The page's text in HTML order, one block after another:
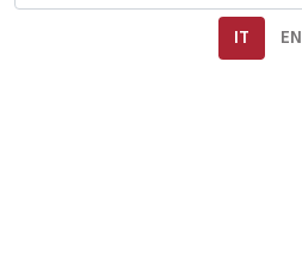
IT EN